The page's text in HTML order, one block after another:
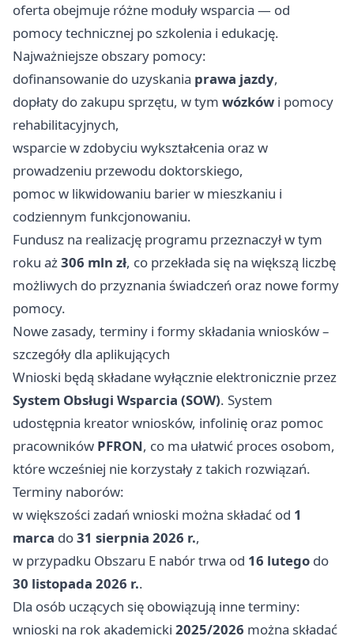
oferta obejmuje różne moduły wsparcia — od
pomocy technicznej po szkolenia i edukację.
Najważniejsze obszary pomocy:
dofinansowanie do uzyskania prawa jazdy,
dopłaty do zakupu sprzętu, w tym wózków i pomocy
rehabilitacyjnych,
wsparcie w zdobyciu wykształcenia oraz w
prowadzeniu przewodu doktorskiego,
pomoc w likwidowaniu barier w mieszkaniu i
codziennym funkcjonowaniu.
Fundusz na realizację programu przeznaczył w tym
roku aż306 mln zł, co przekłada się na większą liczbę
możliwych do przyznania świadczeń oraz nowe formy
pomocy.
Nowe zasady, terminy i formy składania wniosków –
szczegóły dla aplikujących
Wnioski będą składane wyłącznie elektronicznie przez
System Obsługi Wsparcia (SOW). System
udostępnia kreator wniosków, infolinię oraz pomoc
pracowników PFRON, co ma ułatwić proces osobom,
które wcześniej nie korzystały z takich rozwiązań.
Terminy naborów:
w większości zadań wnioski można składać od 1
marca do31 sierpnia 2026 r.,
w przypadku Obszaru E nabór trwa od 16 lutego do
30 listopada 2026 r..
Dla osób uczących się obowiązują inne terminy:
wnioski na rok akademicki 2025/2026 można składać